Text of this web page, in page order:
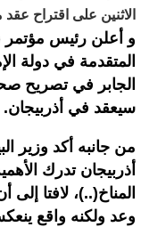
الاثنين على اقتراح عقد مؤتمر
المتقدمة في دولة
الجابر في تصريح
سيعقد في أذربيجان.
من جانبه أكد وزير
أذربيجان تدرك
المناخ(..)، لافتا
وعد ولكنه واقع